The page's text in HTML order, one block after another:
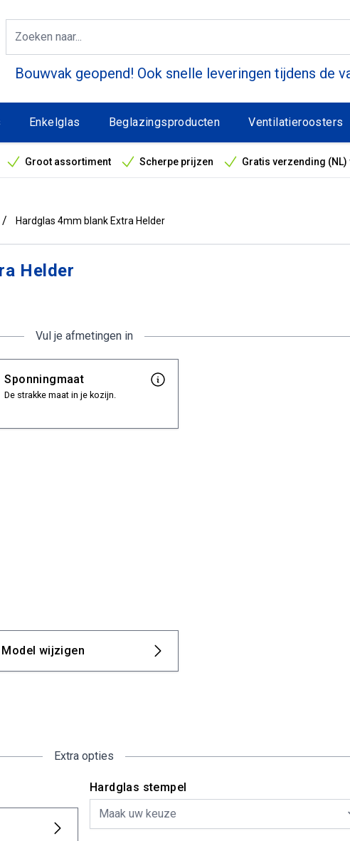
Bouwvak geopend! Ook snelle leveringen tijdens de
Enkelglas Beglazingsproducten Ventilatieroosters
Groot assortiment Scherpe prijzen
Gratis verzending (NL)
tijdens de vakantieperiode
/ Hardglas 4mm blank Extra Helder
Helder
Vul je afmetingen in
Sponningmaat
De strakke maat in je kozijn.
Model wijzigen
Extra opties
Hardglas stempel